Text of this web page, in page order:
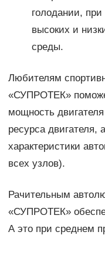
голодании,
высоких и
среды.
Любителям
«СУПРОТЕК»
мощность
ресурса двигателя,
характеристики
всех узлов).
Рачительным
«СУПРОТЕК»
А это при среднем